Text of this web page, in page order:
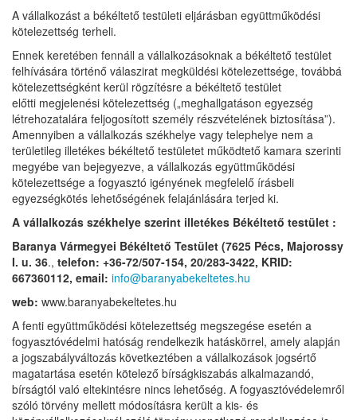
A vállalkozást a békéltető testületi eljárásban együttműködési
kötelezettség terheli.
Ennek keretében fennáll a vállalkozásoknak a békéltető testület
felhívására történő válaszirat megküldési kötelezettsége, továbbá
kötelezettségként kerül rögzítésre a békéltető testület
előtti megjelenési kötelezettség („meghallgatáson egyezség
létrehozatalára feljogosított személy részvételének biztosítása”).
Amennyiben a vállalkozás székhelye vagy telephelye nem a
területileg illetékes békéltető testületet működtető kamara szerinti
megyébe van bejegyezve, a vállalkozás együttműködési
kötelezettsége a fogyasztó igényének megfelelő írásbeli
egyezségkötés lehetőségének felajánlására terjed ki.
A vállalkozás székhelye szerint illetékes Békéltető testület :
Baranya Vármegyei Békéltető Testület (7625 Pécs, Majorossy
I. u. 36., telefon: +36-72/507-154, 20/283-3422, KRID:
667360112, email: info@baranyabekeltetes.hu
web: www.baranyabekeltetes.hu
A fenti együttműködési kötelezettség megszegése esetén a
fogyasztóvédelmi hatóság rendelkezik hatáskörrel, amely alapján
a jogszabályváltozás következtében a vállalkozások jogsértő
magatartása esetén kötelező bírságkiszabás alkalmazandó,
bírságtól való eltekintésre nincs lehetőség. A fogyasztóvédelemről
szóló törvény mellett módosításra került a kis- és